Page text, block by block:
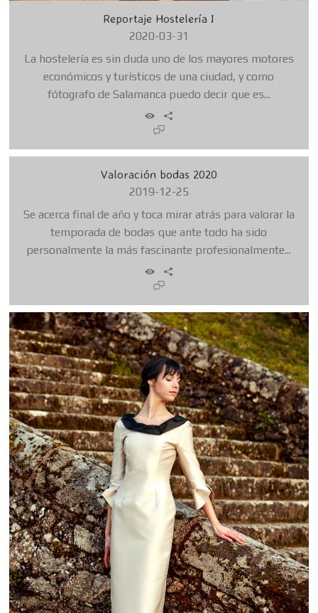
Reportaje Hostelería I
2020-03-31
La hostelería es sin duda uno de los mayores motores
económicos y turísticos de una ciudad, y como
fótografo de Salamanca puedo decir que es...
Valoración bodas 2020
2019-12-25
Se acerca final de año y toca mirar atrás para valorar la
temporada de bodas que ante todo ha sido
personalmente la más fascinante profesionalmente...